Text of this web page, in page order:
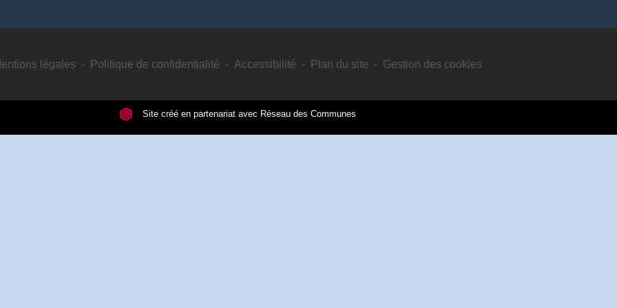
légales - Politique de confidentialité - Accessibilité - Plan du site - Gestion des cookies
Site créé en partenariat avec Réseau des Communes